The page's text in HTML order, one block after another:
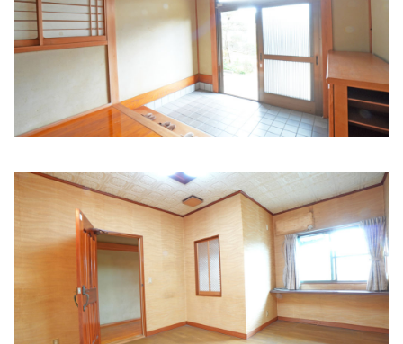
住所:和歌山県橋本市紀見 字椿原591-6 マップで見る
トメモリ眼科・形成外科
和歌山県橋本市市脇５丁目４−２３ マップで見る
稲垣皮膚泌尿器科医院
和歌山県橋本市東家１丁目２−２２ マップで見る
たきわき皮フ科クリニック
和歌山県橋本市高野口町伏原１８８−１ マップで見る
稲垣医院
和歌山県橋本市東家１丁目２−２２ マップで見る
萱沢医院
和歌山県橋本市清水１９０ マップで見る